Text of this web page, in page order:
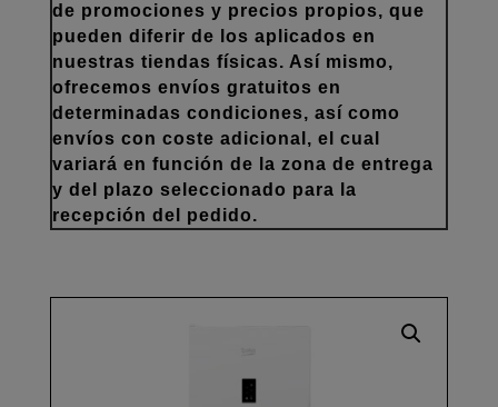
de promociones y precios propios, que
pueden diferir de los aplicados en
nuestras tiendas físicas. Así mismo,
ofrecemos envíos gratuitos en
determinadas condiciones, así como
envíos con coste adicional, el cual
variará en función de la zona de entrega
y del plazo seleccionado para la
recepción del pedido.